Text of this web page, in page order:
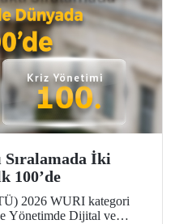
Sıralamada İki
100’de
2026 WURI kategori
Yönetimde Dijital ve